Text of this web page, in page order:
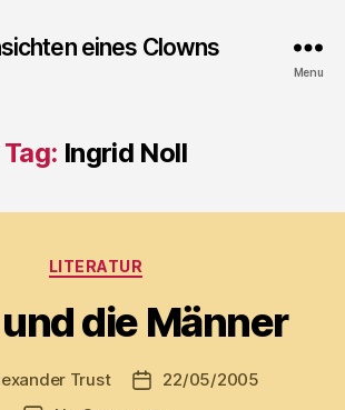
eines Clowns
Menu
Tag: Ingrid Noll
Categories
LITERATUR
die Männer
Trust
Post22/05/2005